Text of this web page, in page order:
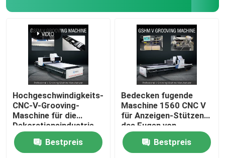
Hochgeschwindigkeits-
CNC-V-Grooving-
Maschine für die
Dekorationsindustrie
aus Edelstahl - Modell
1225
Bestpreis
Bedecken fugende
Maschine 1560 CNC V
für Anzeigen-Stützen
das Fugen von
Maschinen-
Verzierungs-Industrie
Bestpreis